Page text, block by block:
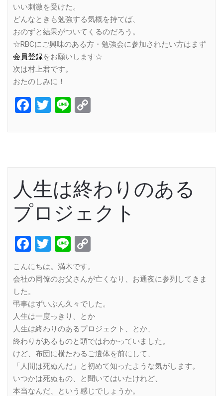
いい刺激を受けた。
どんなときも勉強する気概を持てば、
おのずと結果がついてくるのだろう。
☆RBCにご興味のある方・勉強会に参加されたい方はまず
会員登録をお願いします☆
次は村上君です。
おたのしみに！
Facebook
Twitter
Line
人生は終わりのある
プロジェクト
Facebook
Twitter
Line
こんにちは。満木です。
会社の同僚のお父さんが亡くなり、お通夜に参列してきま
した。
弔事はずいぶん久々でした。
人生は一度っきり、とか
人生は終わりのあるプロジェクト、とか、
終わりがあるものと頭ではわかっていました。
けど、布団に横たわるご遺体を前にして、
「人間は死ぬんだ」と初めて知ったような気がします。
いつかは死ぬもの、と聞いてはいたけれど、
本当なんだ、という感じでしょうか。